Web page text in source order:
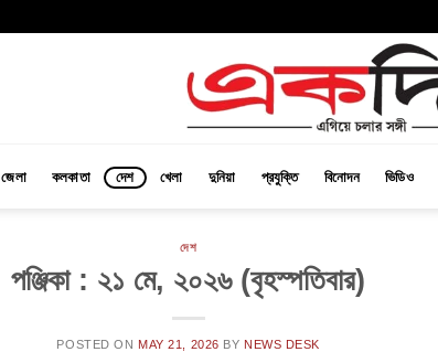
জেলা কলকাতা দেশ খেলা দুনিয়া প্রযুক্তি বিনোদন ভিডিও
দেশ
পঞ্জিকা : ২১ মে, ২০২৬ (বৃহস্পতিবার)
POSTED ON MAY 21, 2026 BY NEWS DESK